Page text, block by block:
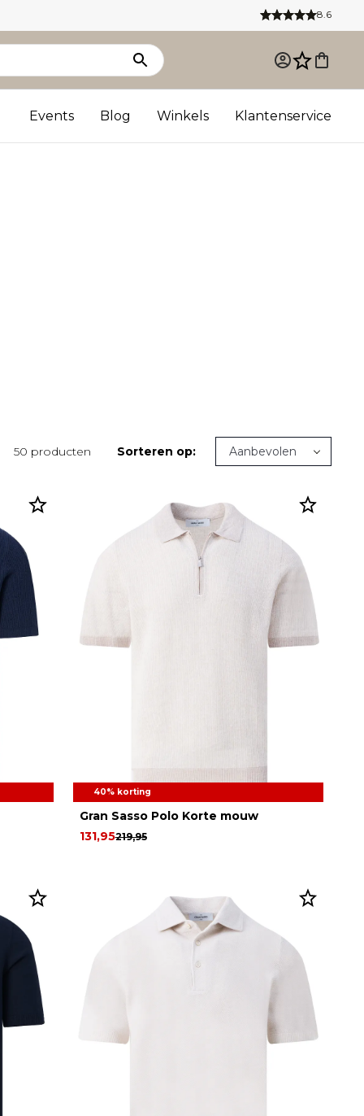
8.6
Events Blog Winkels Klantenservice
Sorteren op:
50 producten
40% korting
Gran Sasso Polo Korte mouw
219,95
131,95